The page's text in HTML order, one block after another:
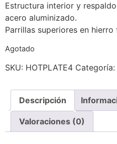
Estructura interior y
acero aluminizado.
Parrillas superiores en hierro
Agotado
SKU: HOTPLATE4 Categoría:
Descripción
Valoraciones (0)